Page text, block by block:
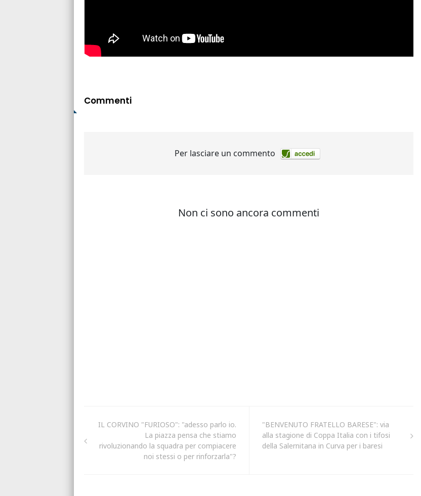
Commenti
IL CORVINO "FURIOSO": "adesso parlo io.
La piazza pensa che stiamo
rivoluzionando la squadra per compiacere
noi stessi o per rinforzarla"?
"BENVENUTO FRATELLO BARESE": via
alla stagione di Coppa Italia con i tifosi
della Salernitana in Curva per i baresi